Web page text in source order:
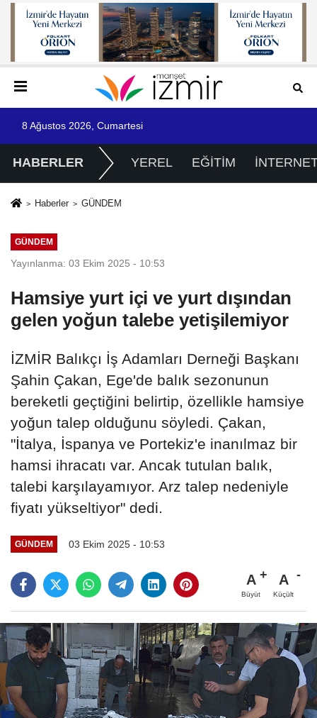
8 Ağustos 2026, Cumartesi
HABERLER YEREL EĞİTİM
Haberler GÜNDEM
GÜNDEM
Yayınlanma: 03 Ekim 2025 - 10:53
Hamsiye yurt içi ve yurt dışından
gelen yoğun talebe yetişilemiyor
İZMİR Balıkçı İş Adamları Derneği Başkanı
Şahin Çakan, Ege'de balık sezonunun
bereketli geçtiğini belirtip, özellikle hamsiye
yoğun talep olduğunu söyledi. Çakan,
"İtalya, İspanya ve Portekiz'e inanılmaz bir
hamsi ihracatı var. Ancak tutulan balık,
talebi karşılayamıyor. Arz talep nedeniyle
fiyatı yükseltiyor" dedi.
GÜNDEM 03 Ekim 2025 - 10:53
A
Büyüt
A
Küçült